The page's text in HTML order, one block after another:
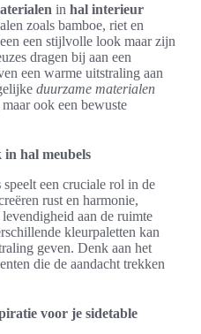
in hal interieur
zoals bamboe, riet en
een stijlvolle look maar zijn
dragen bij aan een
een warme uitstraling aan
duurzame materialen
ook een bewuste
hal meubels
speelt een cruciale rol in de
rust en harmonie,
aan de ruimte
kleurpaletten kan
geven. Denk aan het
die de aandacht trekken
voor je sidetable